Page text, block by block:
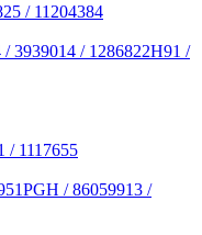
/ 11204384
/ 3939014 / 1286822Н91 /
/ 1117655
/ 86059913 /